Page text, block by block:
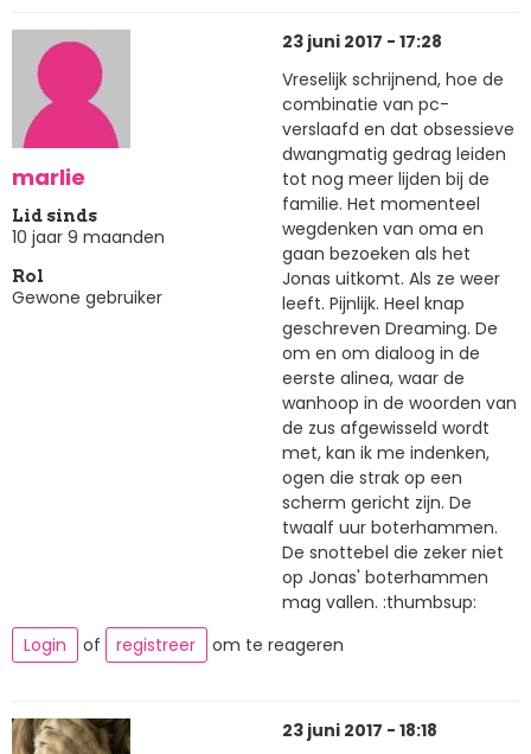
marlie
Lid sinds
10 jaar 9 maanden
Rol
Gewone gebruiker
23 juni 2017 - 17:28
Vreselijk schrijnend, hoe de
combinatie van pc-
verslaafd en dat obsessieve
dwangmatig gedrag leiden
tot nog meer lijden bij de
familie. Het momenteel
wegdenken van oma en
gaan bezoeken als het
Jonas uitkomt. Als ze weer
leeft. Pijnlijk. Heel knap
geschreven Dreaming. De
om en om dialoog in de
eerste alinea, waar de
wanhoop in de woorden van
de zus afgewisseld wordt
met, kan ik me indenken,
ogen die strak op een
scherm gericht zijn. De
twaalf uur boterhammen.
De snottebel die zeker niet
op Jonas' boterhammen
mag vallen. :thumbsup:
Login
of registreer om te reageren
23 juni 2017 - 18:18